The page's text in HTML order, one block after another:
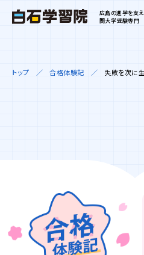
広島の進学を支
関大学受験専門
トップ 合格体験記 失敗を次に